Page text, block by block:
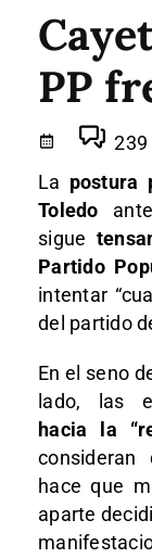
PP
239
La postura
Toledo
sigue
Partido
intentar
del partido
En el seno
lado, las
hacia la
consideran
hace que
aparte